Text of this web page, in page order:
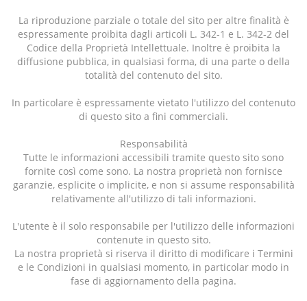
La riproduzione parziale o totale del sito per altre finalità è
espressamente proibita dagli articoli L. 342-1 e L. 342-2 del
Codice della Proprietà Intellettuale. Inoltre è proibita la
diffusione pubblica, in qualsiasi forma, di una parte o della
totalità del contenuto del sito.
In particolare è espressamente vietato l'utilizzo del contenuto
di questo sito a fini commerciali.
Responsabilità
Tutte le informazioni accessibili tramite questo sito sono
fornite così come sono. La nostra proprietà non fornisce
garanzie, esplicite o implicite, e non si assume responsabilità
relativamente all'utilizzo di tali informazioni.
L'utente è il solo responsabile per l'utilizzo delle informazioni
contenute in questo sito.
La nostra proprietà si riserva il diritto di modificare i Termini
e le Condizioni in qualsiasi momento, in particolar modo in
fase di aggiornamento della pagina.